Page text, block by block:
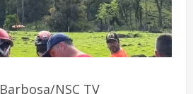
NSC TV